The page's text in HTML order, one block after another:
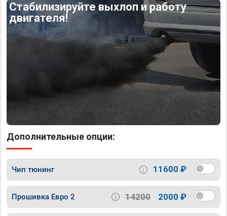
Стабилизируйте выхлоп и работу
двигателя!
Дополнительные опции:
Чип тюнинг 11600 ₽
Прошивка Евро 2 14200 2000 ₽